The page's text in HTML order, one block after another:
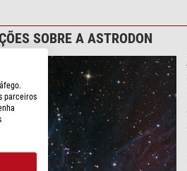
SOBRE A ASTRODON
parceiros